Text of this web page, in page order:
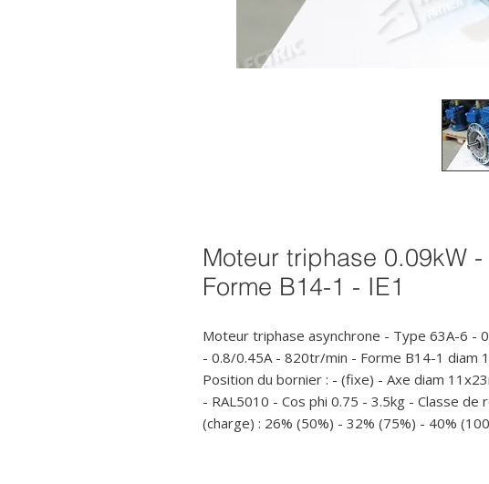
Moteur triphase 0.09kW
Forme B14-1 - IE1
Moteur triphase asynchrone - Type 63A-6 -
- 0.8/0.45A - 820tr/min - Forme B14-1 diam
Position du bornier : - (fixe) - Axe diam
- RAL5010 - Cos phi 0.75 - 3.5kg - Classe
(charge) : 26% (50%) - 32% (75%) - 40%